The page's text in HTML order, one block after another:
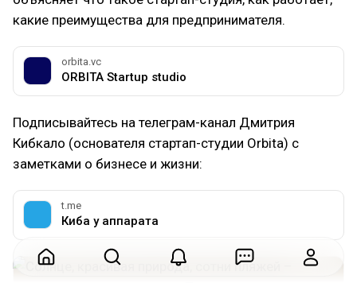
какие преимущества для предпринимателя.
orbita.vc
ORBITA Startup studio
Подписывайтесь на телеграм-канал Дмитрия
Кибкало (основателя стартап-студии Orbita) с
заметками о бизнесе и жизни:
t.me
Киба у аппарата